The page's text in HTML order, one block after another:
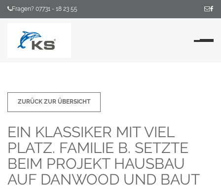
Fragen? 07731 - 18 23 55
ZURÜCK ZUR ÜBERSICHT
EIN KLASSIKER MIT VIEL
PLATZ. FAMILIE B. SETZTE
BEIM PROJEKT HAUSBAU
AUF DANWOOD UND BAUT